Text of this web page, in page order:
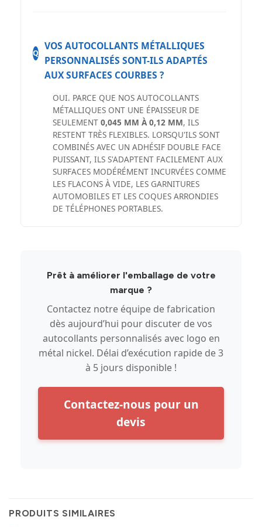
Q
VOS AUTOCOLLANTS MÉTALLIQUES
PERSONNALISÉS SONT-ILS ADAPTÉS
AUX SURFACES COURBES ?
OUI. PARCE QUE NOS AUTOCOLLANTS
MÉTALLIQUES ONT UNE ÉPAISSEUR DE
SEULEMENT 0,045 MM À 0,12 MM, ILS
RESTENT TRÈS FLEXIBLES. LORSQU'ILS SONT
COMBINÉS AVEC UN ADHÉSIF DOUBLE FACE
PUISSANT, ILS S'ADAPTENT FACILEMENT AUX
SURFACES MODÉRÉMENT INCURVÉES COMME
LES FLACONS À VIDE, LES GARNITURES
AUTOMOBILES ET LES COQUES ARRONDIES
DE TÉLÉPHONES PORTABLES.
Prêt à améliorer l'emballage de votre
marque ?
Contactez notre équipe de fabrication
dès aujourd’hui pour discuter de vos
autocollants personnalisés avec logo en
métal nickel. Délai d’exécution rapide de 3
à 5 jours disponible !
Contactez-nous pour un
devis
PRODUITS SIMILAIRES